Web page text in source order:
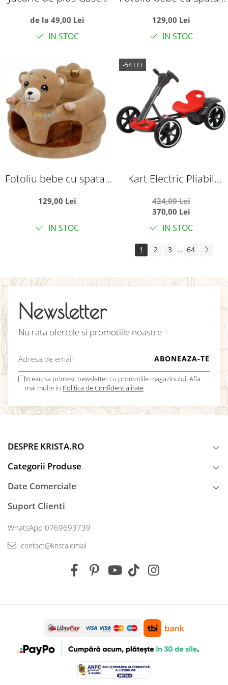
de la 49,00 Lei
IN STOC
Pinguinul gri
129,00 Lei
IN STOC
Fotoliu bebe cu spatar
Ursuletul maro Happy
129,00 Lei
IN STOC
-54 LEI
Kart Electric Pliabil
Rosu
424,00 Lei
370,00 Lei
IN STOC
1 2 3 ... 64
Newsletter
Nu rata ofertele si promotiile noastre
Vreau sa primesc newsletter cu promotiile magazinului. Afla
mai multe in Politica de Confidentialitate
DESPRE KRISTA.RO
Categorii Produse
Date Comerciale
Suport Clienti
WhatsApp 0769693739
contact@krista.email